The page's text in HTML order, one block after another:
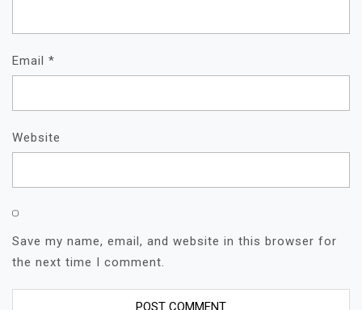
Email *
Website
Save my name, email, and website in this browser for
the next time I comment.